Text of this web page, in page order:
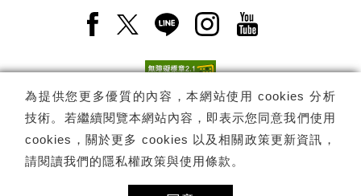
為提供您更多優質的內容，本網站使用 cookies 分析
技術。若繼續閱覽本網站內容，即表示您同意我們使用
cookies，關於更多 cookies 以及相關政策更新資訊，
請閱讀我們的隱私權政策與使用條款 。
Facebook(另開新視窗)
X(另開新視窗)
LINE(另開新視窗)
Instagram(另開新視
YouTube(另開
電子報訂閱 訂閱
Copyright © 國家表演藝術中心 -衛武營國家藝術文化中心